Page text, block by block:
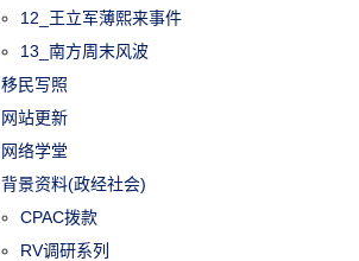
12_王立军薄熙来事件
13_南方周末风波
移民写照
网站更新
网络学堂
背景资料(政经社会)
CPAC拨款
RV调研系列